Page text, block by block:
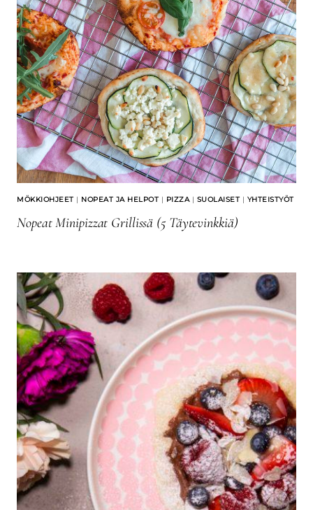
MÖKKIOHJEET | NOPEAT JA HELPOT | PIZZA| SUOLAISET | YHTEISTYÖT
Nopeat Minipizzat Grillissä (5 Täytevinkkiä)